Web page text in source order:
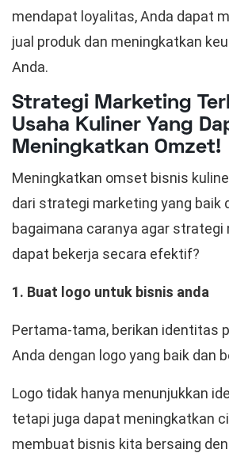
mendapat loyalitas, Anda dapat
jual produk dan meningkatkan
Anda.
Strategi Marketing
Usaha Kuliner Yang
Meningkatkan Omzet!
Meningkatkan omset bisnis
dari strategi marketing yang baik
bagaimana caranya agar strategi
dapat bekerja secara efektif?
1. Buat logo untuk bisnis anda
Pertama-tama, berikan identitas
Anda dengan logo yang baik dan
Logo tidak hanya menunjukkan
tetapi juga dapat meningkatkan
membuat bisnis kita bersaing